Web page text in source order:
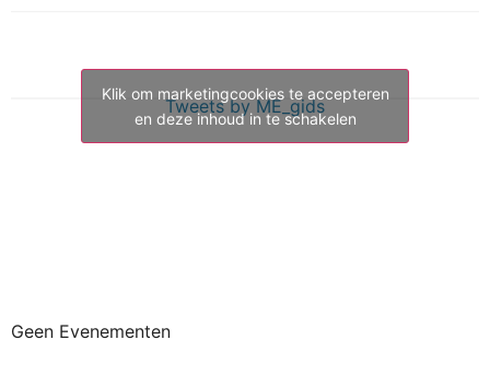
Tweets by ME_gids
Klik om marketingcookies te accepteren
en deze inhoud in te schakelen
Geen Evenementen